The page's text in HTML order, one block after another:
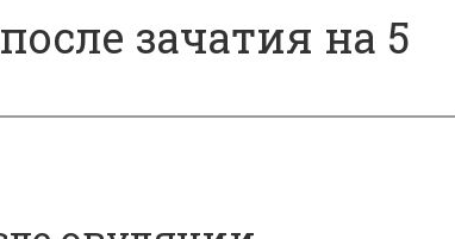
зачатия на 5